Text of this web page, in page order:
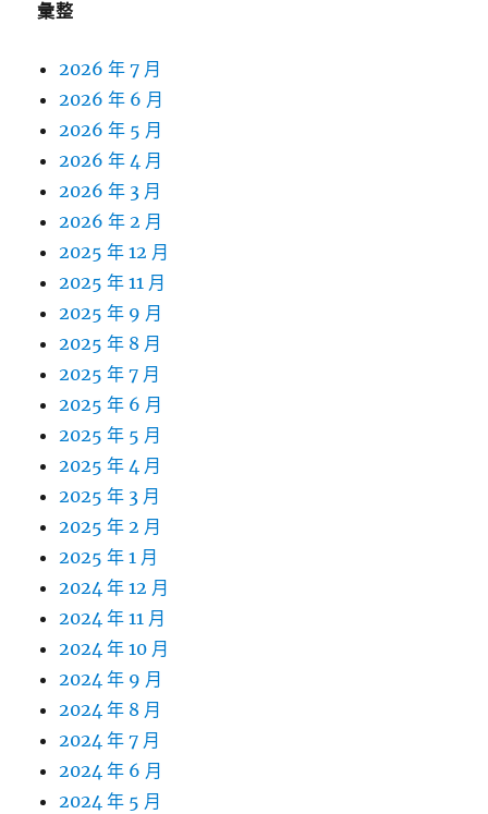
彙整
2026 年 7 月
2026 年 6 月
2026 年 5 月
2026 年 4 月
2026 年 3 月
2026 年 2 月
2025 年 12 月
2025 年 11 月
2025 年 9 月
2025 年 8 月
2025 年 7 月
2025 年 6 月
2025 年 5 月
2025 年 4 月
2025 年 3 月
2025 年 2 月
2025 年 1 月
2024 年 12 月
2024 年 11 月
2024 年 10 月
2024 年 9 月
2024 年 8 月
2024 年 7 月
2024 年 6 月
2024 年 5 月